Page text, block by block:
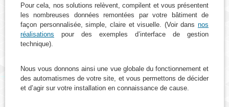
Pour cela, nos solutions relèvent, compilent et vous présentent
les nombreuses données remontées par votre bâtiment de
façon personnalisée, simple, claire et visuelle. (Voir dans nos
réalisations pour des exemples d’interface de gestion
technique).
Nous vous donnons ainsi une vue globale du fonctionnement et
des automatismes de votre site, et vous permettons de décider
et d’agir sur votre installation en connaissance de cause.